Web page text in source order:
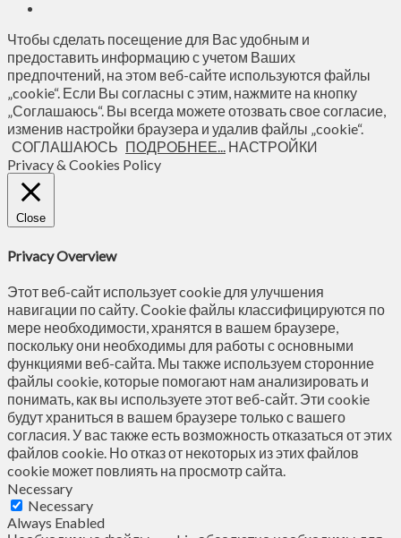
Чтобы сделать посещение для Вас удобным и
предоставить информацию с учетом Ваших
предпочтений, на этом веб-сайте используются файлы
„cookie“. Если Вы согласны с этим, нажмите на кнопку
„Соглашаюсь“. Вы всегда можете отозвать свое согласие,
изменив настройки браузера и удалив файлы „cookie“.
СОГЛАШАЮСЬ ПОДРОБНЕЕ... НАСТРОЙКИ
Privacy & Cookies Policy
Close
Privacy Overview
Этот веб-сайт использует cookie для улучшения
навигации по сайту. Сookie файлы классифицируются по
мере необходимости, хранятся в вашем браузере,
поскольку они необходимы для работы с основными
функциями веб-сайта. Мы также используем сторонние
файлы cookie, которые помогают нам анализировать и
понимать, как вы используете этот веб-сайт. Эти cookie
будут храниться в вашем браузере только с вашего
согласия. У вас также есть возможность отказаться от этих
файлов cookie. Но отказ от некоторых из этих файлов
cookie может повлиять на просмотр сайта.
Necessary
Necessary
Always Enabled